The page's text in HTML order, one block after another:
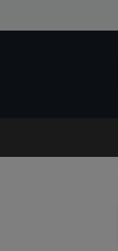
to